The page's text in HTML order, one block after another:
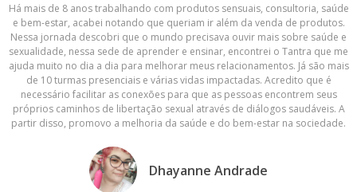
Há mais de 8 anos trabalhando com produtos sensuais, consultoria, saúde
e bem-estar, acabei notando que queriam ir além da venda de produtos.
Nessa jornada descobri que o mundo precisava ouvir mais sobre saúde e
sexualidade, nessa sede de aprender e ensinar, encontrei o Tantra que me
ajuda muito no dia a dia para melhorar meus relacionamentos. Já são mais
de 10 turmas presenciais e várias vidas impactadas. Acredito que é
necessário facilitar as conexões para que as pessoas encontrem seus
próprios caminhos de libertação sexual através de diálogos saudáveis. A
partir disso, promovo a melhoria da saúde e do bem-estar na sociedade.
Dhayanne Andrade